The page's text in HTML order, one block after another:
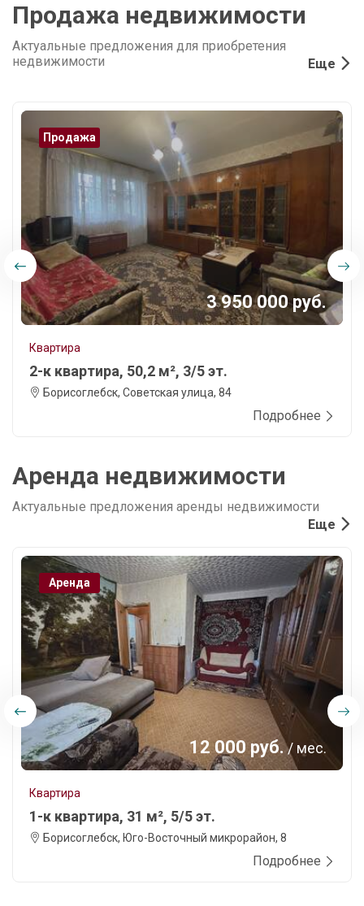
Продажа недвижимости
Актуальные предложения для приобретения
недвижимости
Еще
Продажа
3 950 000 руб.
Квартира
2-к квартира, 50,2 м², 3/5 эт.
Борисоглебск, Советская улица, 84
Подробнее
Аренда недвижимости
Актуальные предложения аренды недвижимости
Еще
Аренда
12 000 руб./ мес.
Квартира
1-к квартира, 31 м², 5/5 эт.
Борисоглебск, Юго-Восточный микрорайон, 8
Подробнее